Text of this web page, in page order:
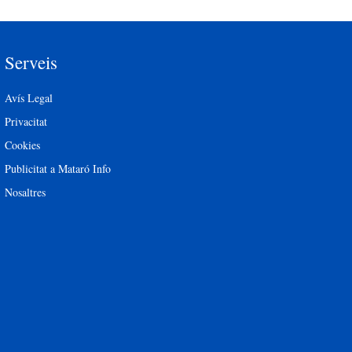
Serveis
Avís Legal
Privacitat
Cookies
Publicitat a Mataró Info
Nosaltres